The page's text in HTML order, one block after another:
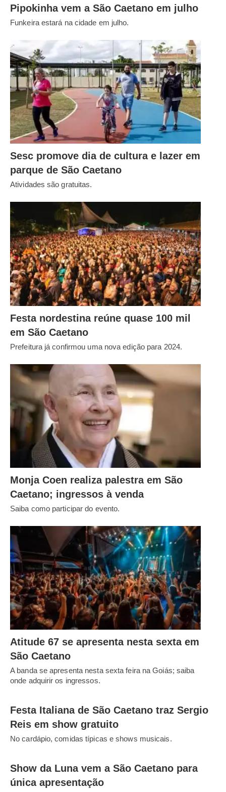
Pipokinha vem a São Caetano em julho
Funkeira estará na cidade em julho.
Sesc promove dia de cultura e lazer em
parque de São Caetano
Atividades são gratuitas.
Festa nordestina reúne quase 100 mil
em São Caetano
Prefeitura já confirmou uma nova edição para 2024.
Monja Coen realiza palestra em São
Caetano; ingressos à venda
Saiba como participar do evento.
Atitude 67 se apresenta nesta sexta em
São Caetano
A banda se apresenta nesta sexta feira na Goiás; saiba
onde adquirir os ingressos.
Festa Italiana de São Caetano traz Sergio
Reis em show gratuito
No cardápio, comidas típicas e shows musicais.
Show da Luna vem a São Caetano para
única apresentação